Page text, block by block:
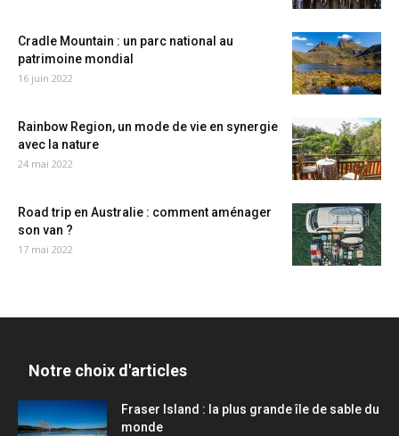
Cradle Mountain : un parc national au
patrimoine mondial
16 juin 2022
Rainbow Region, un mode de vie en synergie
avec la nature
24 mai 2022
Road trip en Australie : comment aménager
son van ?
17 mai 2022
Notre choix d'articles
Fraser Island : la plus grande île de sable du
monde